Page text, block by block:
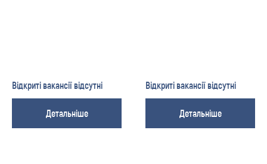
Відкриті вакансії відсутні
Детальніше
Відкриті вакансії відсутні
Детальніше